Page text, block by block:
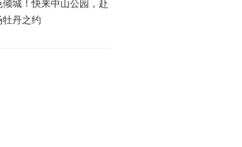
倾城！快来中山公园，赴
牡丹之约